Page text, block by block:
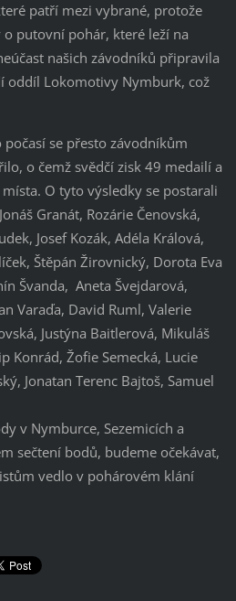
patří mezi vybrané, protože
putovní pohár, které leží na
našich závodníků připravila
oddíl Lokomotivy Nymburk, což
se přesto závodníkům
o čemž svědčí zisk 49 medailí a
O tyto výsledky se postarali
Granát, Rozárie Čenovská,
Josef Kozák, Adéla Králová,
Štěpán Žirovnický, Dorota Eva
Švanda, Aneta Švejdarová,
Varaďa, David Ruml, Valerie
Justýna Baitlerová, Mikuláš
Konrád, Žofie Semecká, Lucie
Jonatan Terenc Bajtoš, Samuel
v Nymburce, Sezemicích a
sečtení bodů, budeme očekávat,
vedlo v pohárovém klání